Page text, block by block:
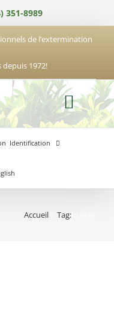
351-8989
de l’extermination
depuis 1972!
Identification
Exterminateur
Accueil Tag: